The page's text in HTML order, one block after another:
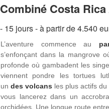
Combiné Costa
- 15 jours - à partir de 4.540
L’aventure commence au
s’enfonçant dans la mangrove
profonde où gambadent les
viennent pondre les tortues
undes volcans les plus actifs du
vous lancerez dans un
orchidées. Une longue route entre